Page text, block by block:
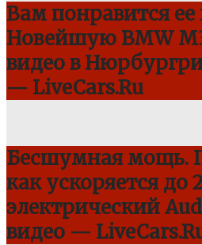
Вам понравится ее
Новейшую BMW
видео в
— LiveCars.Ru
Бесшумная мощь.
как ускоряется до
электрический
видео —